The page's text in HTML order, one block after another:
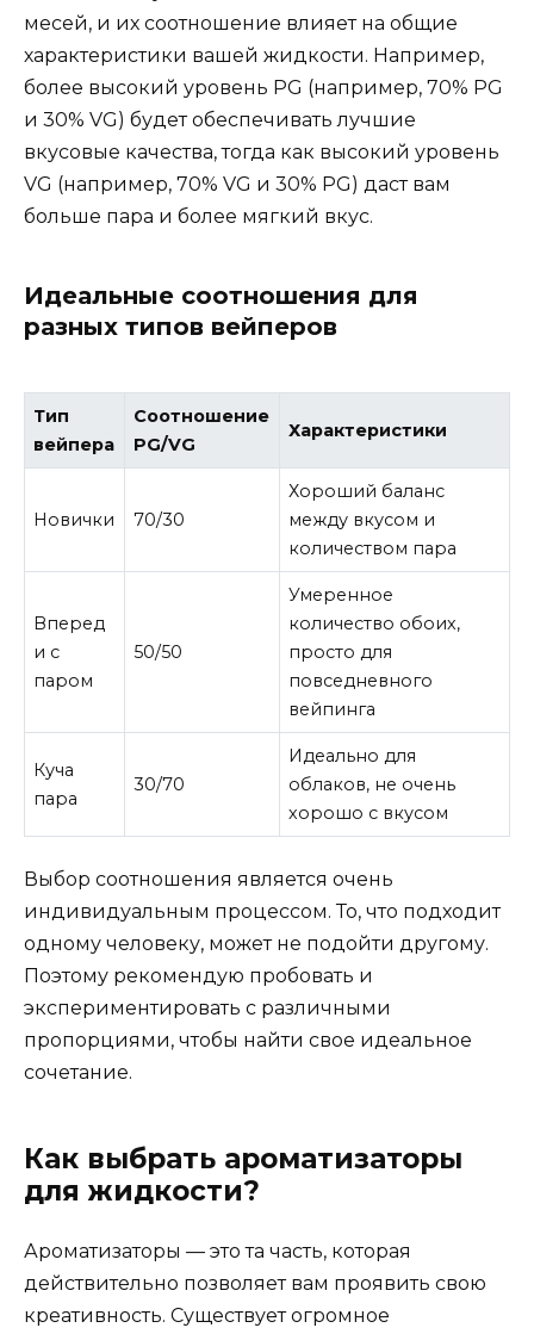
месей, и их соотношение влияет на общие
характеристики вашей жидкости. Например,
более высокий уровень PG (например, 70% PG
и 30% VG) будет обеспечивать лучшие
вкусовые качества, тогда как высокий уровень
VG (например, 70% VG и 30% PG) даст вам
больше пара и более мягкий вкус.
Идеальные соотношения для
разных типов вейперов
Тип
вейпера
Соотношение
PG/VG
Характеристики
Новички 70/30
Хороший баланс
между вкусом и
количеством пара
Вперед
и с
паром
50/50
Умеренное
количество обоих,
просто для
повседневного
вейпинга
Куча
пара
30/70
Идеально для
облаков, не очень
хорошо с вкусом
Выбор соотношения является очень
индивидуальным процессом. То, что подходит
одному человеку, может не подойти другому.
Поэтому рекомендую пробовать и
экспериментировать с различными
пропорциями, чтобы найти свое идеальное
сочетание.
Как выбрать ароматизаторы
для жидкости?
Ароматизаторы — это та часть, которая
действительно позволяет вам проявить свою
креативность. Существует огромное